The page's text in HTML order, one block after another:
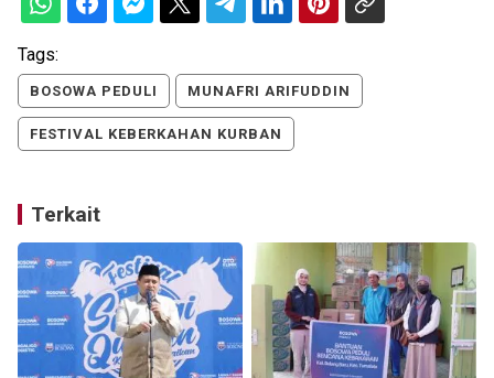
Tags:
BOSOWA PEDULI MUNAFRI ARIFUDDIN
FESTIVAL KEBERKAHAN KURBAN
Terkait